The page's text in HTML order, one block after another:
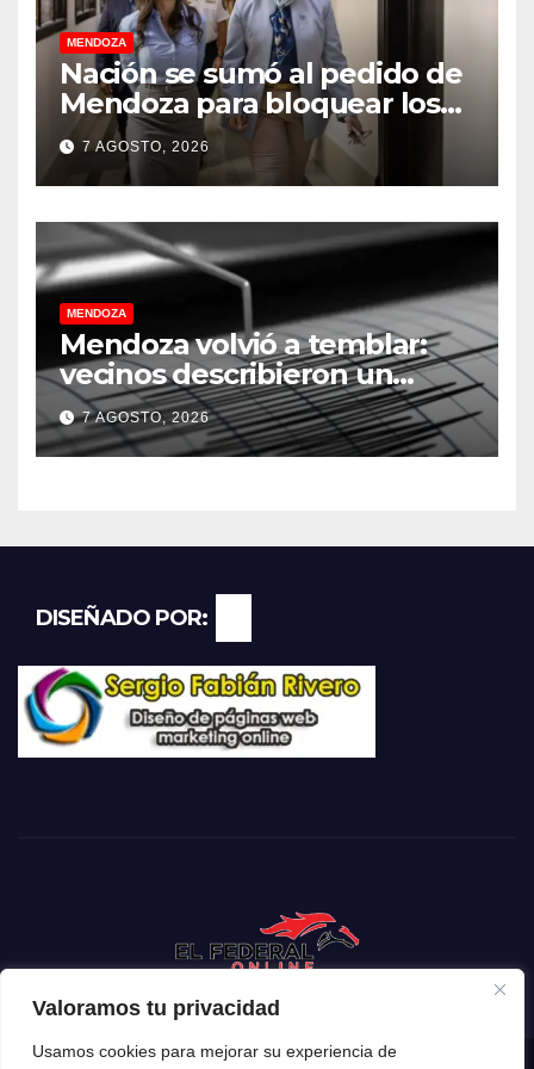
Valoramos tu privacidad
Usamos cookies para mejorar su experiencia de
MENDOZA
Nación se sumó al pedido de
Mendoza para bloquear los
celulares en las cárceles de la
provincia
7 AGOSTO, 2026
MENDOZA
Mendoza volvió a temblar:
vecinos describieron un
“sacudón” acompañado por
un fuerte estruendo
7 AGOSTO, 2026
DISEÑADO POR: